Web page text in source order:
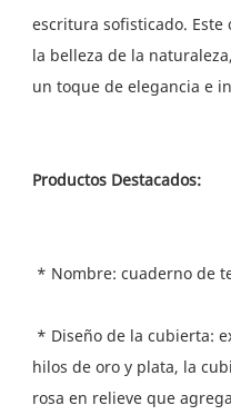
escritura sofisticado.
la belleza de la
hilos de oro y plata, la
rosa en relieve que